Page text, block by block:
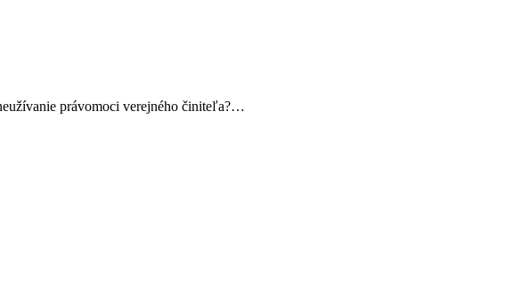
právomoci verejného činiteľa?…